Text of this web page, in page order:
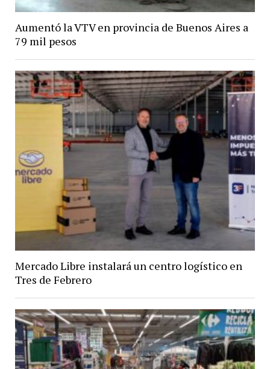
Aumentó la VTV en provincia de Buenos Aires a
79 mil pesos
Mercado Libre instalará un centro logístico en
Tres de Febrero